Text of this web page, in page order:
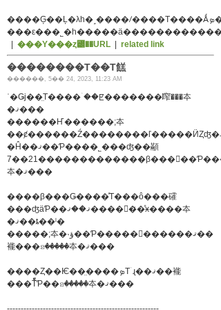
���Υ���ȥ꡼��URL related link
��������Τ��Τ餻
������, 5�� 24, 2023, 11:23 AM
ʿ�Ǥϳ��̤Τ����ۤ��ꡢ�������鿽���夲
�ޤ���
������Ҥ������;夲
�Ĥ��ޤ��Ƥ����˾���ʤ��顢
夲�ޤ���
����β���Ǥ����ͤΤ���ô���礭
���ʤäƤ��ޤ��ޤ����򿴤�ꤪ�ͤӿ����夲
�ޤ��ȶ��ˡ�
�����;夲�˴ؤ��Ƥ�����򤤤������ޤ��
褦���ꤤ�����夲�ޤ���
����Ȥ��Ѥ��̤����ܤΤۤɻ��ޤ��褦
���ŤͤƤ��ꤤ�����夲�ޤ���